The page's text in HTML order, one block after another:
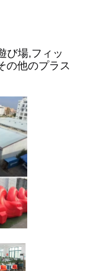
び場,フィッ
の他のプラス